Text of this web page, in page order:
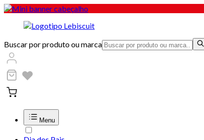
Buscar por produto ou marca
Menu